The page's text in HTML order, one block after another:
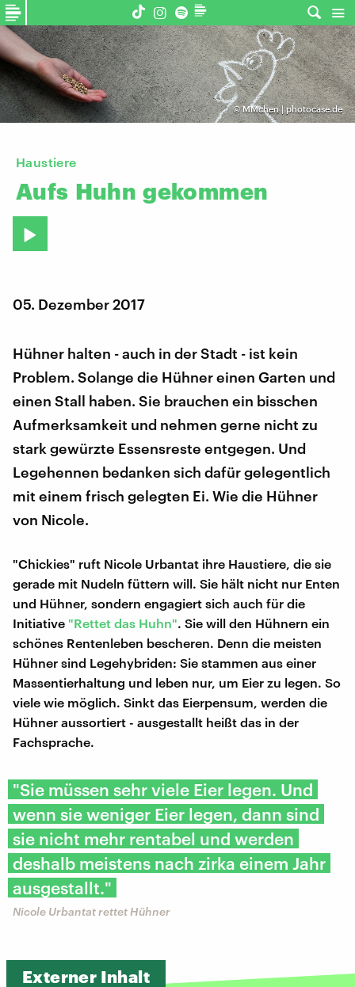
©MMchen | photocase.de
Haustiere
Aufs Huhn gekommen
05. Dezember 2017
Hühner halten - auch in der Stadt - ist kein
Problem. Solange die Hühner einen Garten und
einen Stall haben. Sie brauchen ein bisschen
Aufmerksamkeit und nehmen gerne nicht zu
stark gewürzte Essensreste entgegen. Und
Legehennen bedanken sich dafür gelegentlich
mit einem frisch gelegten Ei. Wie die Hühner
von Nicole.
"Chickies" ruft Nicole Urbantat ihre Haustiere, die sie
gerade mit Nudeln füttern will. Sie hält nicht nur Enten
und Hühner, sondern engagiert sich auch für die
Initiative "Rettet das Huhn". Sie will den Hühnern ein
schönes Rentenleben bescheren. Denn die meisten
Hühner sind Legehybriden: Sie stammen aus einer
Massentierhaltung und leben nur, um Eier zu legen. So
viele wie möglich. Sinkt das Eierpensum, werden die
Hühner aussortiert - ausgestallt heißt das in der
Fachsprache.
"Sie müssen sehr viele Eier legen. Und
wenn sie weniger Eier legen, dann sind
sie nicht mehr rentabel und werden
deshalb meistens nach zirka einem Jahr
ausgestallt."
Nicole Urbantat rettet Hühner
Externer Inhalt